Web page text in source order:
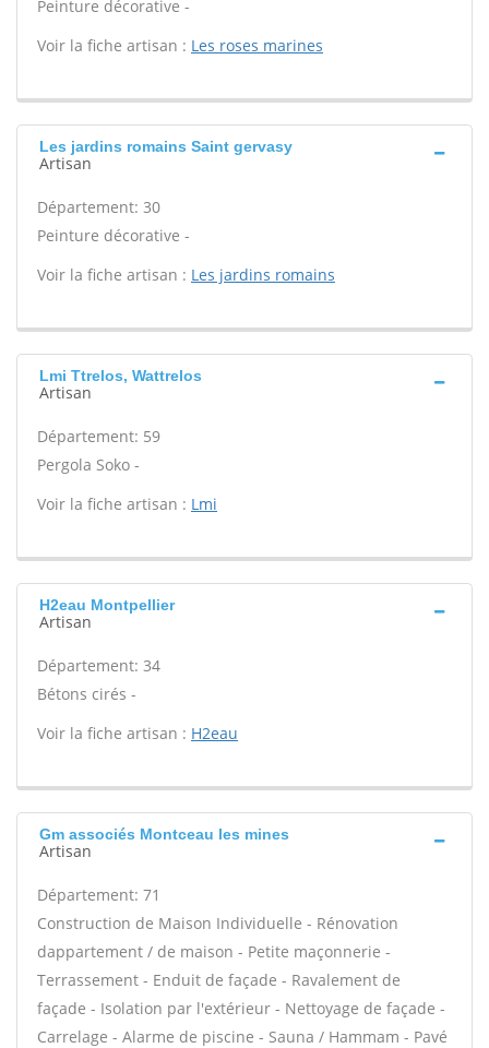
Peinture décorative -
Voir la fiche artisan : Les roses marines
Les jardins romains Saint gervasy
Artisan
Département: 30
Peinture décorative -
Voir la fiche artisan : Les jardins romains
Lmi Ttrelos, Wattrelos
Artisan
Département: 59
Pergola Soko -
Voir la fiche artisan : Lmi
H2eau Montpellier
Artisan
Département: 34
Bétons cirés -
Voir la fiche artisan : H2eau
Gm associés Montceau les mines
Artisan
Département: 71
Construction de Maison Individuelle - Rénovation
dappartement / de maison - Petite maçonnerie -
Terrassement - Enduit de façade - Ravalement de
façade - Isolation par l'extérieur - Nettoyage de façade -
Carrelage - Alarme de piscine - Sauna / Hammam - Pavé